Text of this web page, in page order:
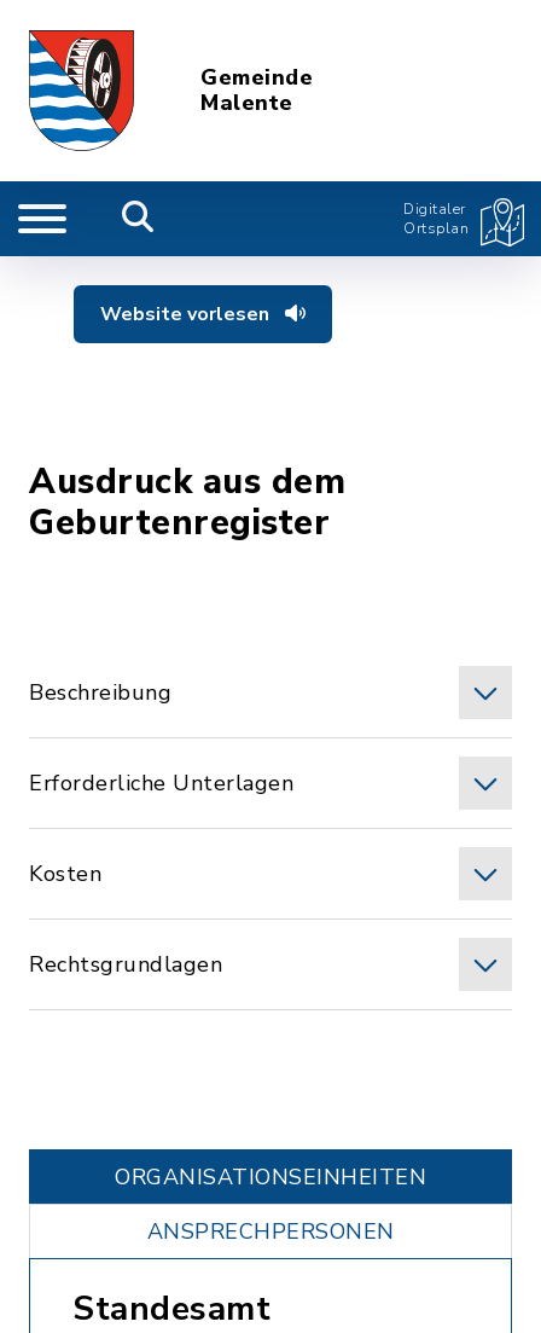
Gemeinde
Malente
Digitaler
Ortsplan
Website vorlesen
Ausdruck aus dem
Geburtenregister
Beschreibung
Erforderliche Unterlagen
Kosten
Rechtsgrundlagen
ORGANISATIONS­EINHEITEN
ANSPRECHPERSONEN
Standesamt